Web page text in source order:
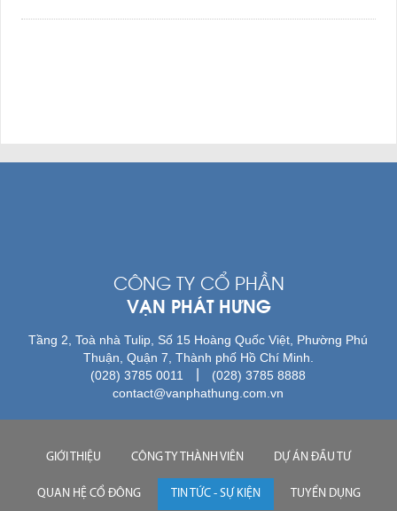
CÔNG TY CỔ PHẦN
VẠN PHÁT HƯNG
Tầng 2, Toà nhà Tulip, Số 15 Hoàng Quốc Việt, Phường Phú
Thuận, Quận 7, Thành phố Hồ Chí Minh.
(028) 3785 0011
(028) 3785 8888
contact@vanphathung.com.vn
GIỚI THIỆU CÔNG TY THÀNH VIÊN DỰ ÁN ĐẦU TƯ
QUAN HỆ CỔ ĐÔNG TIN TỨC - SỰ KIỆN TUYỂN DỤNG